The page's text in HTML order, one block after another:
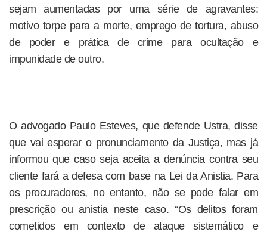
sejam aumentadas por uma série de agravantes:
motivo torpe para a morte, emprego de tortura, abuso
de poder e prática de crime para ocultação e
impunidade de outro.
O advogado Paulo Esteves, que defende Ustra, disse
que vai esperar o pronunciamento da Justiça, mas já
informou que caso seja aceita a denúncia contra seu
cliente fará a defesa com base na Lei da Anistia. Para
os procuradores, no entanto, não se pode falar em
prescrição ou anistia neste caso. “Os delitos foram
cometidos em contexto de ataque sistemático e